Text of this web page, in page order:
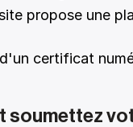
propose une
certificat
soumettez